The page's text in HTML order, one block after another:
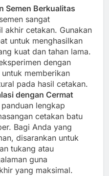
Semen Berkualitas
sangat
akhir cetakan. Gunakan
untuk menghasilkan
kuat dan tahan lama.
dengan
memberikan
pada hasil cetakan.
dengan Cermat
lengkap
cetakan batu
Bagi Anda yang
disarankan untuk
tukang atau
guna
yang maksimal.